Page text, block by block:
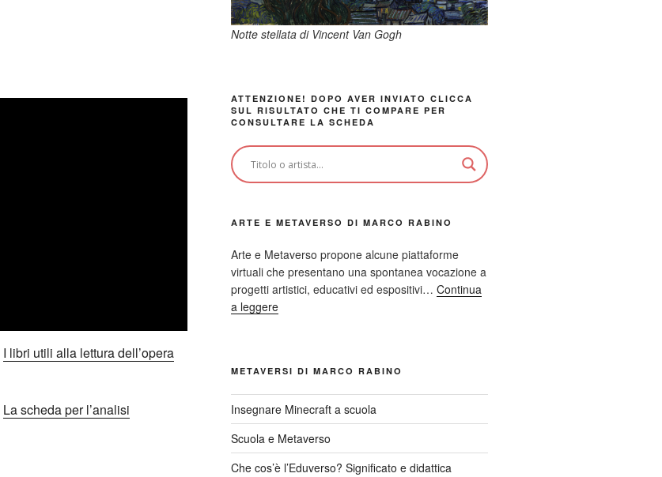
I libri utili alla lettura dell’opera
La scheda per l’analisi
Notte stellata di Vincent Van Gogh
ATTENZIONE! DOPO AVER INVIATO CLICCA
SUL RISULTATO CHE TI COMPARE PER
CONSULTARE LA SCHEDA
ARTE E METAVERSO DI MARCO RABINO
Arte e Metaverso propone alcune piattaforme
virtuali che presentano una spontanea vocazione a
progetti artistici, educativi ed espositivi… Continua
a leggere
METAVERSI DI MARCO RABINO
Insegnare Minecraft a scuola
Scuola e Metaverso
Che cos’è l’Eduverso? Significato e didattica